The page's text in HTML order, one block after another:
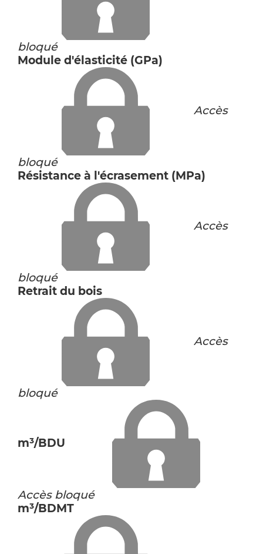
bloqué
Module d'élasticité (GPa)
Accès
bloqué
Résistance à l'écrasement (MPa)
Accès
bloqué
Retrait du bois
Accès
bloqué
m³/BDU
Accès bloqué
m³/BDMT